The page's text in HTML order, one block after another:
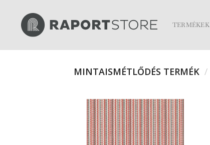
content
TERMÉKEK
MINTAISMÉTLŐDÉS TERMÉK /